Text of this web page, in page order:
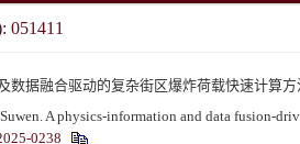
051411
数据融合驱动的复杂街区爆炸荷载快速计算方
A physics-information and data fusion-
0238